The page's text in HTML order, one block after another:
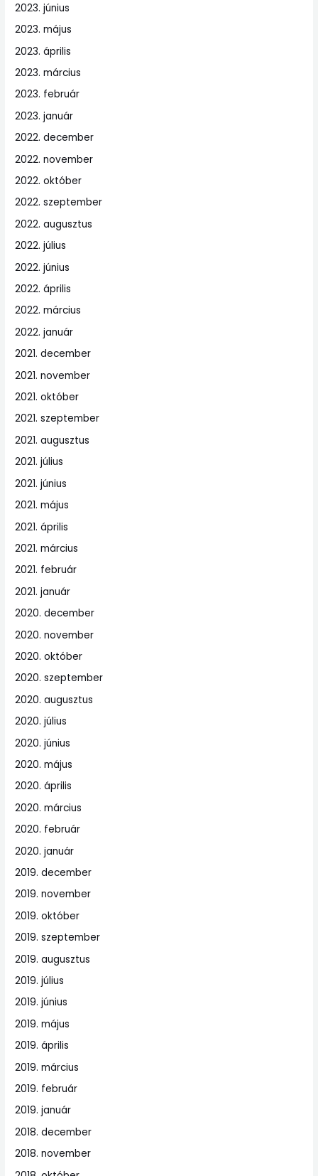
2023. június
2023. május
2023. április
2023. március
2023. február
2023. január
2022. december
2022. november
2022. október
2022. szeptember
2022. augusztus
2022. július
2022. június
2022. április
2022. március
2022. január
2021. december
2021. november
2021. október
2021. szeptember
2021. augusztus
2021. július
2021. június
2021. május
2021. április
2021. március
2021. február
2021. január
2020. december
2020. november
2020. október
2020. szeptember
2020. augusztus
2020. július
2020. június
2020. május
2020. április
2020. március
2020. február
2020. január
2019. december
2019. november
2019. október
2019. szeptember
2019. augusztus
2019. július
2019. június
2019. május
2019. április
2019. március
2019. február
2019. január
2018. december
2018. november